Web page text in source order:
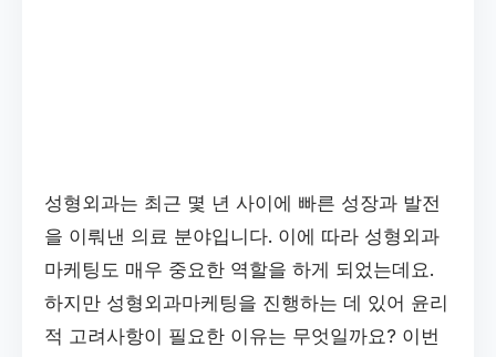
성형외과는 최근 몇 년 사이에 빠른 성장과 발전
을 이뤄낸 의료 분야입니다. 이에 따라 성형외과
마케팅도 매우 중요한 역할을 하게 되었는데요.
하지만 성형외과마케팅을 진행하는 데 있어 윤리
적 고려사항이 필요한 이유는 무엇일까요? 이번